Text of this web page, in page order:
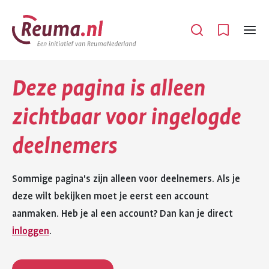
Spring
naar
hoofdinhoud
Spring
naar
footer
Open
Menu
Deze pagina is alleen
zichtbaar voor ingelogde
deelnemers
Sommige pagina's zijn alleen voor deelnemers. Als je
deze wilt bekijken moet je eerst een account
aanmaken. Heb je al een account? Dan kan je direct
inloggen.